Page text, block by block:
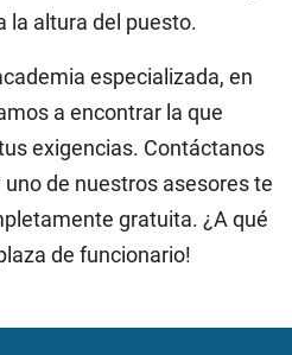
la altura del puesto.
especializada, en
a encontrar la que
exigencias. Contáctanos
de nuestros asesores te
gratuita. ¿A qué
de funcionario!